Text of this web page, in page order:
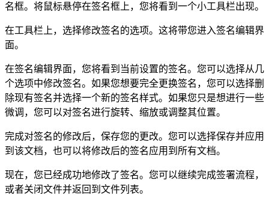
名框。将鼠标悬停在签名框上，您将看到一个小工具栏出现。
在工具栏上，选择修改签名的选项。这将带您进入签名编辑界
面。
在签名编辑界面，您将看到当前设置的签名。您可以选择从几
个选项中修改签名。如果您想要完全更换签名，您可以选择删
除现有签名并选择一个新的签名样式。如果您只是想进行一些
微调，您可以对签名进行旋转、缩放或调整其位置。
完成对签名的修改后，保存您的更改。您可以选择保存并应用
到该文档，也可以将修改后的签名应用到所有文档。
现在，您已经成功地修改了签名。您可以继续完成签署流程，
或者关闭文件并返回到文件列表。